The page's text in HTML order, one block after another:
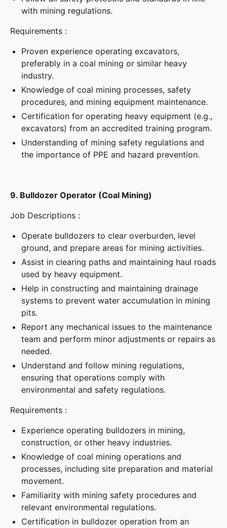
with mining regulations.
Requirements :
Proven experience operating excavators,
preferably in a coal mining or similar heavy
industry.
Knowledge of coal mining processes, safety
procedures, and mining equipment maintenance.
Certification for operating heavy equipment (e.g.,
excavators) from an accredited training program.
Understanding of mining safety regulations and
the importance of PPE and hazard prevention.
9. Bulldozer Operator (Coal Mining)
Job Descriptions :
Operate bulldozers to clear overburden, level
ground, and prepare areas for mining activities.
Assist in clearing paths and maintaining haul roads
used by heavy equipment.
Help in constructing and maintaining drainage
systems to prevent water accumulation in mining
pits.
Report any mechanical issues to the maintenance
team and perform minor adjustments or repairs as
needed.
Understand and follow mining regulations,
ensuring that operations comply with
environmental and safety regulations.
Requirements :
Experience operating bulldozers in mining,
construction, or other heavy industries.
Knowledge of coal mining operations and
processes, including site preparation and material
movement.
Familiarity with mining safety procedures and
relevant environmental regulations.
Certification in bulldozer operation from an